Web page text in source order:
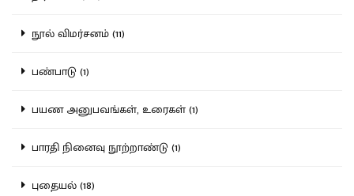
நூல் விமர்சனம் (11)
பண்பாடு (1)
பயண அனுபவங்கள், உரைகள் (1)
பாரதி நினைவு நூற்றாண்டு (1)
புதையல் (18)